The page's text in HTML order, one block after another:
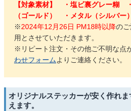
【対象素材】 ・塩ビ裏グレー糊
（ゴールド） ・メタル（シルバー）
※2024年12月26日 PM18時以降の
用とさせていただきます。
※リピート注文・その他ご不明な点
わせフォームよりご連絡ください。
オリジナルステッカーが安く作れ
えます。